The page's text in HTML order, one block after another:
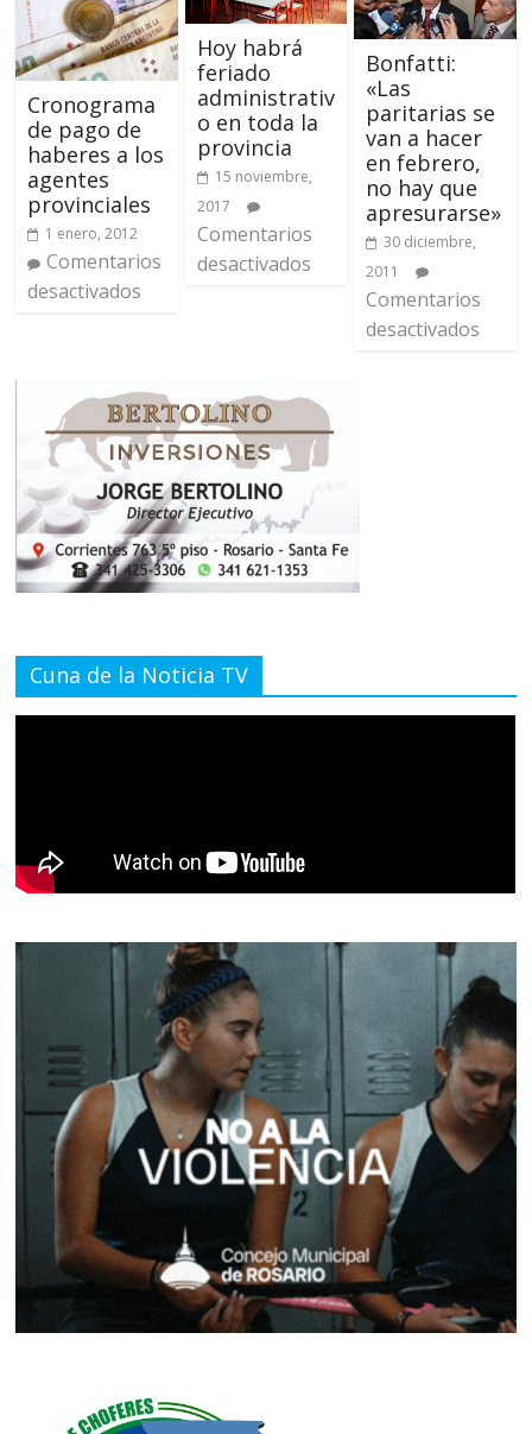
Cronograma
de pago de
haberes a los
agentes
provinciales
1 enero, 2012
Comentarios
desactivados
Hoy habrá
feriado
administrativ
o en toda la
provincia
15 noviembre,
2017
Comentarios
desactivados
Bonfatti:
«Las
paritarias se
van a hacer
en febrero,
no hay que
apresurarse»
30 diciembre,
2011
Comentarios
desactivados
Cuna de la Noticia TV